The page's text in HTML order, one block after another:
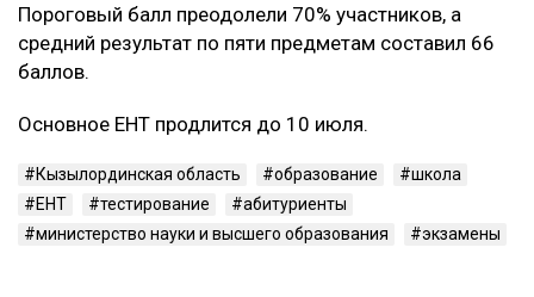
Пороговый балл преодолели 70% участников, а
средний результат по пяти предметам составил 66
баллов.
Основное ЕНТ продлится до 10 июля.
Кызылординская область образование
школа
ЕНТ
тестирование
абитуриенты
министерство науки и высшего образования
экзамены